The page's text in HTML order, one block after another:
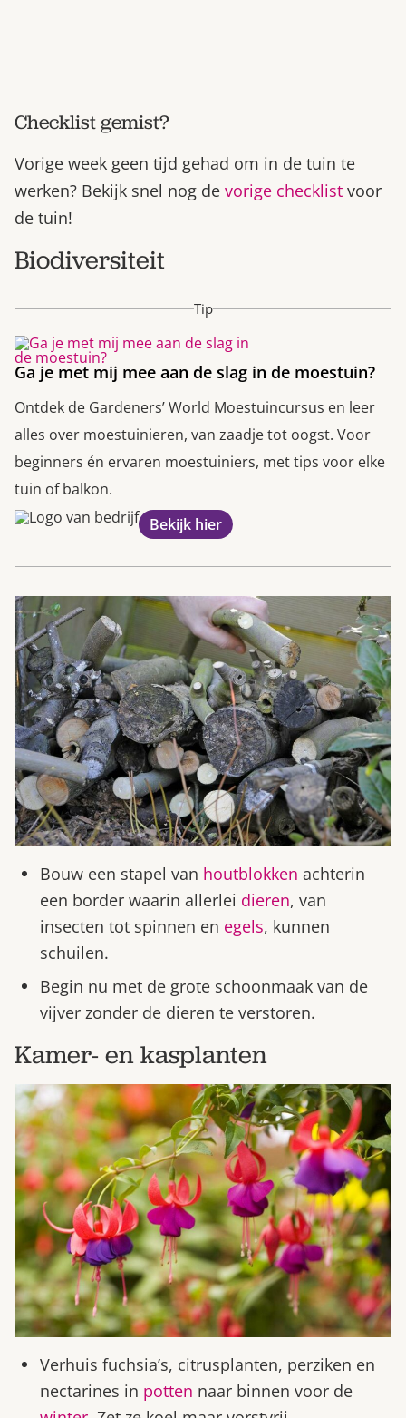
Checklist gemist?
Vorige week geen tijd gehad om in de tuin te
werken? Bekijk snel nog de vorige checklist voor
de tuin!
Biodiversiteit
Tip
Ga je met mij mee aan de slag in de moestuin?
Ontdek de Gardeners’ World Moestuincursus en leer
alles over moestuinieren, van zaadje tot oogst. Voor
beginners én ervaren moestuiniers, met tips voor elke
tuin of balkon.
Bekijk hier
Bouw een stapel van houtblokken achterin
een border waarin allerlei dieren, van
insecten tot spinnen en egels, kunnen
schuilen.
Begin nu met de grote schoonmaak van de
vijver zonder de dieren te verstoren.
Kamer- en kasplanten
Verhuis fuchsia’s, citrusplanten, perziken en
nectarines in potten naar binnen voor de